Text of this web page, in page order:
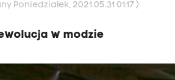
Poniedziałek, 2021.05.31 01:17 )
w modzie